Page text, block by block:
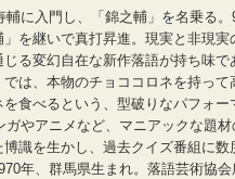
輔に入門し、「錦之輔」を名乗る
を継いで真打昇進。現実と非現
じる変幻自在な新作落語が持ち味
では、本物のチョココロネを持っ
食べるという、型破りなパフォー
ガやアニメなど、マニアックな題
識を生かし、過去クイズ番組に数
年、群馬県生まれ。落語芸術協会